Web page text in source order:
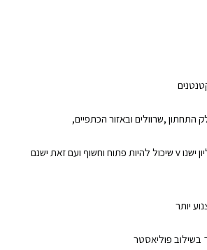
התחתון ,שרוולים ובאזור הכתפיים,
גומי במוטן ,בחלקה העליון ישנו v שיכול להיות פתוח וחשוף ועם זאת ישנם
יותר
בשילוב פוליאסטר